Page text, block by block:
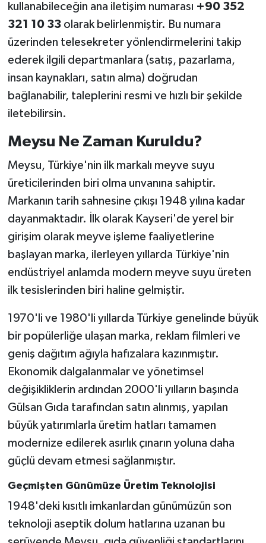
kullanabileceğin ana iletişim numarası +90 352
321 10 33olarak belirlenmiştir. Bu numara
üzerinden telesekreter yönlendirmelerini takip
ederek ilgili departmanlara (satış, pazarlama,
insan kaynakları, satın alma) doğrudan
bağlanabilir, taleplerini resmi ve hızlı bir şekilde
iletebilirsin.
Meysu Ne Zaman Kuruldu?
Meysu, Türkiye'nin ilk markalı meyve suyu
üreticilerinden biri olma unvanına sahiptir.
Markanın tarih sahnesine çıkışı 1948 yılına kadar
dayanmaktadır. İlk olarak Kayseri'de yerel bir
girişim olarak meyve işleme faaliyetlerine
başlayan marka, ilerleyen yıllarda Türkiye'nin
endüstriyel anlamda modern meyve suyu üreten
ilk tesislerinden biri haline gelmiştir.
1970'li ve 1980'li yıllarda Türkiye genelinde büyük
bir popülerliğe ulaşan marka, reklam filmleri ve
geniş dağıtım ağıyla hafızalara kazınmıştır.
Ekonomik dalgalanmalar ve yönetimsel
değişikliklerin ardından 2000'li yılların başında
Gülsan Gıda tarafından satın alınmış, yapılan
büyük yatırımlarla üretim hatları tamamen
modernize edilerek asırlık çınarın yoluna daha
güçlü devam etmesi sağlanmıştır.
Geçmişten Günümüze Üretim Teknolojisi
1948'deki kısıtlı imkanlardan günümüzün son
teknoloji aseptik dolum hatlarına uzanan bu